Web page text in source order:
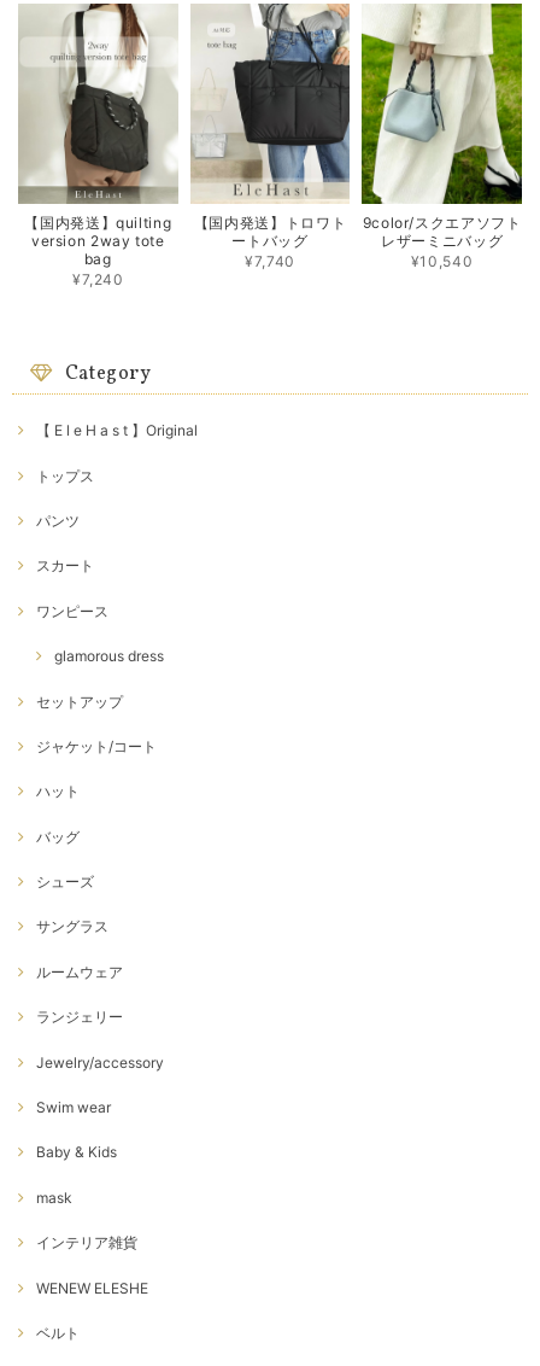
【国内発送】quilting
version 2way tote
bag
¥7,240
【国内発送】トロワト
ートバッグ
¥7,740
9color/スクエアソフト
レザーミニバッグ
¥10,540
Category
【 E l e H a s t 】Original
トップス
パンツ
スカート
ワンピース
glamorous dress
セットアップ
ジャケット/コート
ハット
バッグ
シューズ
サングラス
ルームウェア
ランジェリー
Jewelry/accessory
Swim wear
Baby & Kids
mask
インテリア雑貨
WENEW ELESHE
ベルト